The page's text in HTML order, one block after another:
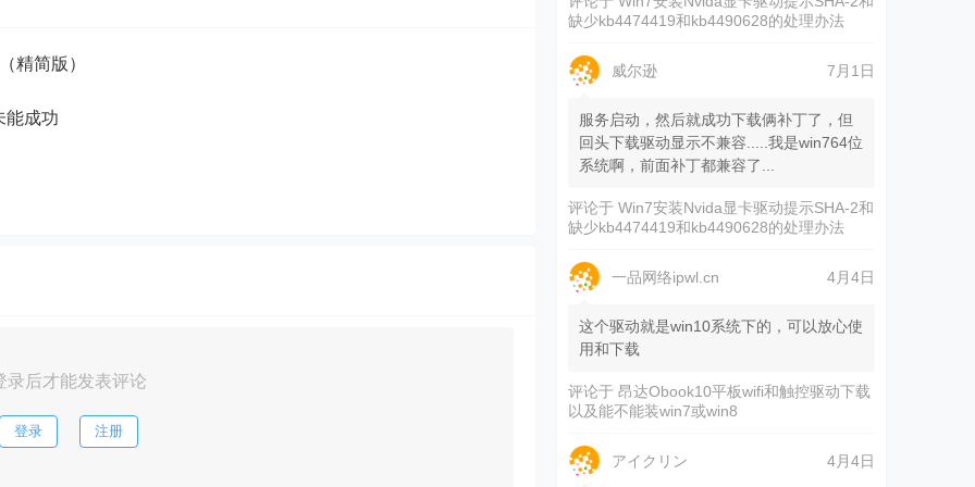
精简版）
能成功
录后才能发表评论
登录 注册
缺少kb4474419和kb4490628的处理办法
威尔逊 7月1日
服务启动，然后就成功下载俩补丁了，但
回头下载驱动显示不兼容.....我是win764位
系统啊，前面补丁都兼容了...
评论于Win7安装Nvida显卡驱动提示SHA-2和
缺少kb4474419和kb4490628的处理办法
一品网络ipwl.cn 4月4日
这个驱动就是win10系统下的，可以放心使
用和下载
评论于昂达Obook10平板wifi和触控驱动下载
以及能不能装win7或win8
アイクリン 4月4日